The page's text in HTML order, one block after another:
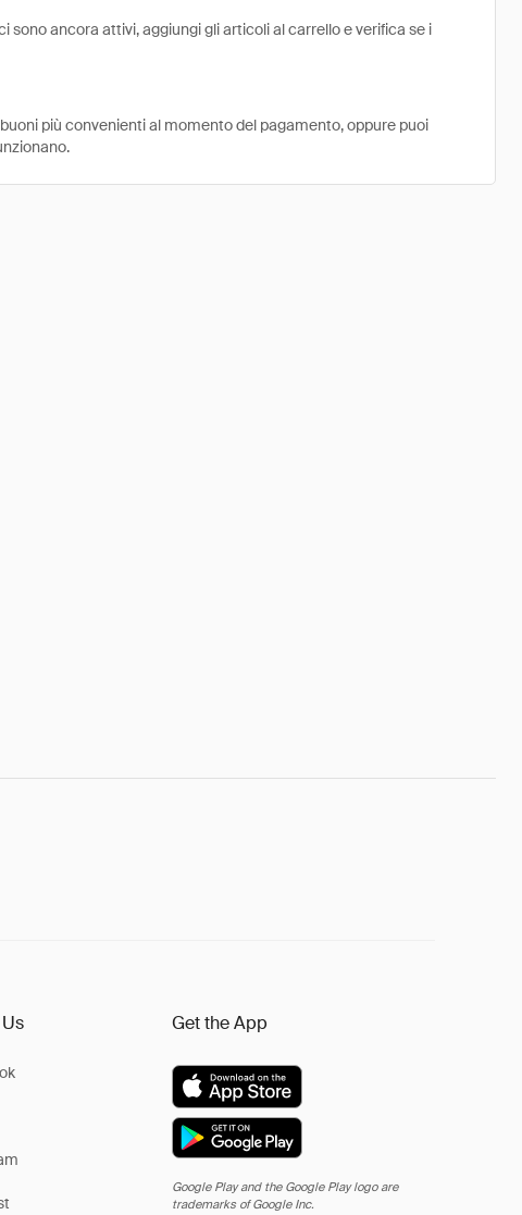
sono ancora attivi, aggiungi gli articoli al carrello e verifica se i
più convenienti al momento del pagamento, oppure puoi
Get the App
Google Play and the Google Play logo are
trademarks of Google Inc.